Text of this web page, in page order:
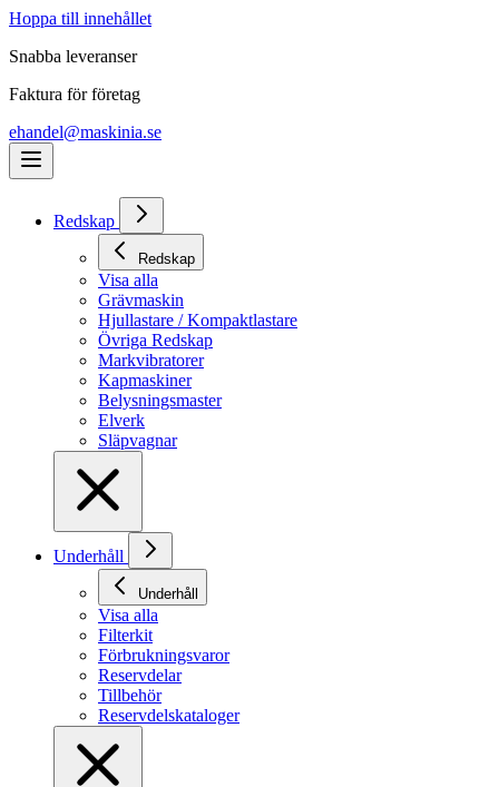
Hoppa till innehållet
Snabba leveranser
Faktura för företag
ehandel@maskinia.se
Redskap
Redskap
Visa alla
Grävmaskin
Hjullastare / Kompaktlastare
Övriga Redskap
Markvibratorer
Kapmaskiner
Belysningsmaster
Elverk
Släpvagnar
Underhåll
Underhåll
Visa alla
Filterkit
Förbrukningsvaror
Reservdelar
Tillbehör
Reservdelskataloger